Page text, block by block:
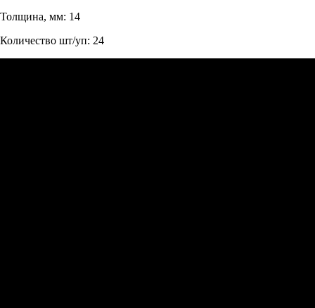
Толщина, мм: 14
Количество шт/уп: 24